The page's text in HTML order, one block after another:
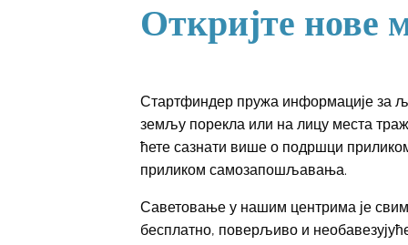
Откријте нове
Стартфиндер пружа информације за
земљу порекла или на лицу места
ћете сазнати више о подршци
приликом самозапошљавања.
Саветовање у нашим центрима је
бесплатно, поверљиво и